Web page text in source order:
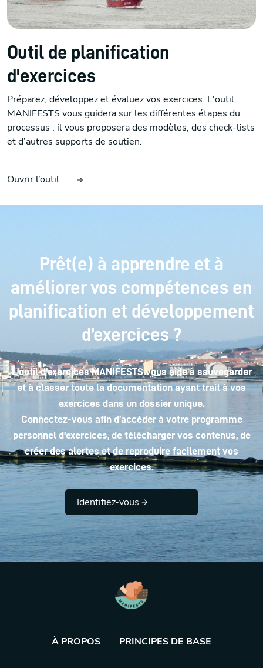
Outil de planification
d'exercices
Préparez, développez et évaluez vos exercices. L'outil
MANIFESTS vous guidera sur les différentes étapes du
processus ; il vous proposera des modèles, des check-lists
et d’autres supports de soutien.
Ouvrir l’outil
Prêt(e) à apprendre et à
améliorer vos compétences en
planification et développement
d’exercices ?
L'outil d'exercices MANIFESTS vous aide à sauvegarder
et à classer toute la documentation ayant trait à vos
exercices dans un dossier unique.
Connectez-vous afin d’accéder à votre programme
personnel d'exercices, de télécharger vos contenus, de
créer des alertes et de reproduire facilement vos
exercices.
Identifiez-vous
À PROPOS PRINCIPES DE BASE